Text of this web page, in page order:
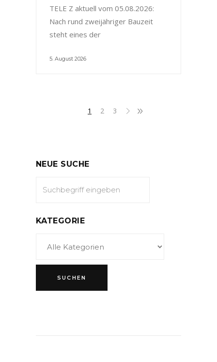
TELE Z aktuell vom 05.08.2026:
Nach rund zweijähriger Bauzeit
steht eines der
5. August 2026
1 2 3
NEUE SUCHE
KATEGORIE